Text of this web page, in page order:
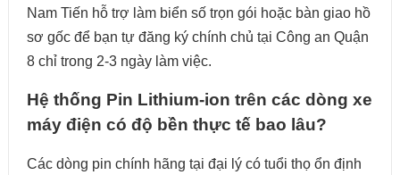
Nam Tiến hỗ trợ làm biển số trọn gói hoặc bàn giao hồ
sơ gốc để bạn tự đăng ký chính chủ tại Công an Quận
8 chỉ trong 2-3 ngày làm việc.
Hệ thống Pin Lithium-ion trên các dòng xe
máy điện có độ bền thực tế bao lâu?
Các dòng pin chính hãng tại đại lý có tuổi thọ ổn định